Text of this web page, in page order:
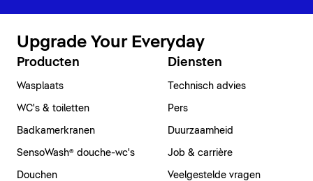
Upgrade Your Everyday
Producten
Wasplaats
WC's & toiletten
Badkamerkranen
SensoWash® douche-wc's
Douchen
Diensten
Technisch advies
Pers
Duurzaamheid
Job & carrière
Veelgestelde vragen